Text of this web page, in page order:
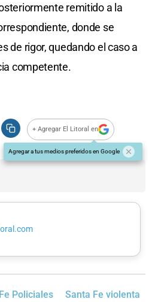
remitido a la
donde se
de rigor, quedando el caso a
competente.
+ Agregar El Litoral en
Agregar a tus medios preferidos en Google
Policiales Santa Fe violenta